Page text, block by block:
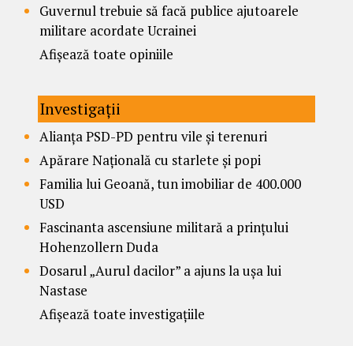
Guvernul trebuie să facă publice ajutoarele
militare acordate Ucrainei
Afișează toate opiniile
Investigații
Alianța PSD-PD pentru vile și terenuri
Apărare Națională cu starlete și popi
Familia lui Geoană, tun imobiliar de 400.000
USD
Fascinanta ascensiune militară a prințului
Hohenzollern Duda
Dosarul „Aurul dacilor” a ajuns la ușa lui
Nastase
Afișează toate investigațiile